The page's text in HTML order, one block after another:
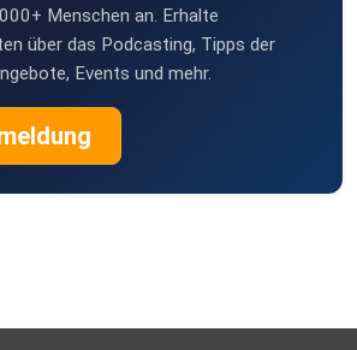
Menschen an. Erhalte
über das Podcasting, Tipps der
Events und mehr.